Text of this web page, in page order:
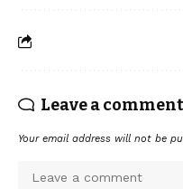
Leave a comment
Your email address will not be